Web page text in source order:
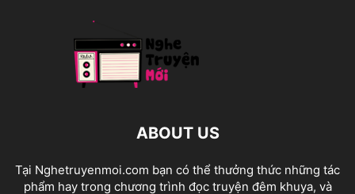
ABOUT US
Tại Nghetruyenmoi.com bạn có thể thưởng thức những tác
phẩm hay trong chương trình đọc truyện đêm khuya, và